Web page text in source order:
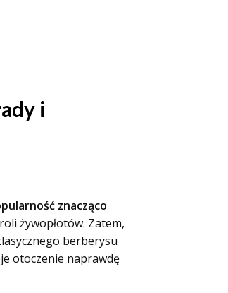
i
znacząco
żywopłotów. Zatem,
berberysu
otoczenie naprawdę